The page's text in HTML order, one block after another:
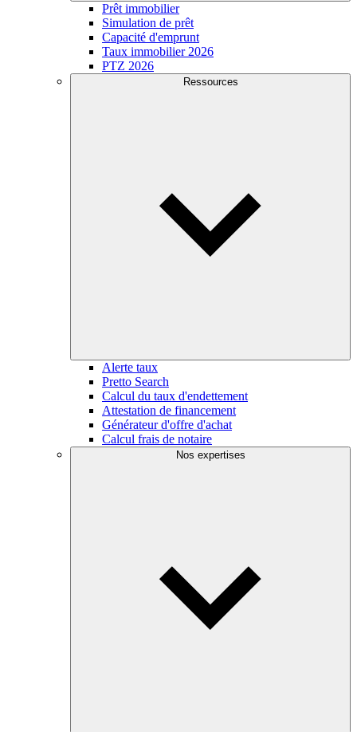
Prêt immobilier
Simulation de prêt
Capacité d'emprunt
Taux immobilier 2026
PTZ 2026
Ressources
Alerte taux
Pretto Search
Calcul du taux d'endettement
Attestation de financement
Générateur d'offre d'achat
Calcul frais de notaire
Nos expertises